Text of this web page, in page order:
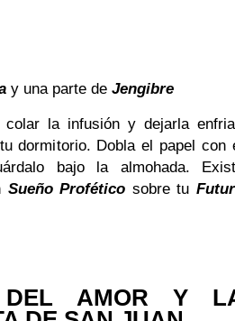
y una parte de Jengibre
la infusión y dejarla
dormitorio. Dobla el papel con
bajo la almohada.
Sueño Profético sobre tu
DEL AMOR Y